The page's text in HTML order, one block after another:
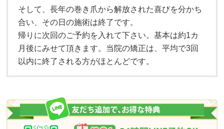
そして、長年の巻き爪から解放された喜びを分かち
合い、その日の施術は終了です。
帰りに次回のご予約を入れて下さい。基本は約1カ
月後にみせて頂きます。当院の矯正は、平均で3回
以内に終了される方がほとんどです。